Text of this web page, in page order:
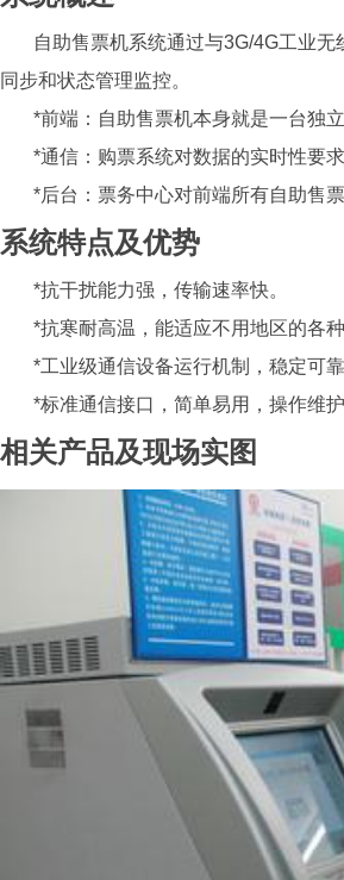
自助售票机系统通过与3G/4G工业无
同步和状态管理监控。
*前端：自助售票机本身就是一台独
*通信：购票系统对数据的实时性要
*后台：票务中心对前端所有自助售
系统特点及优势
*抗干扰能力强，传输速率快。
*抗寒耐高温，能适应不用地区的各种
*工业级通信设备运行机制，稳定可靠
*标准通信接口，简单易用，操作维护
相关产品及现场实图